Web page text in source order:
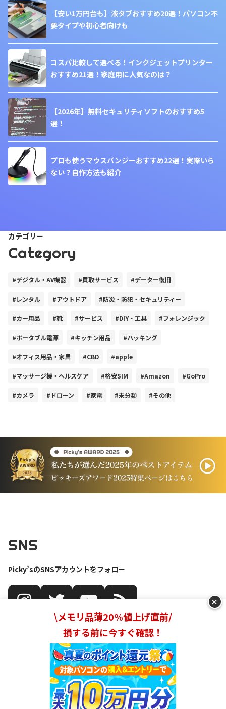
【安い1万円台も】液タブおすすめ20選！パソコン不
要タイプや初心者向けも
コスパ比較して選べる！インクジェットプリンター
おすすめ21選！家庭用に人気なのは？
【2026年】無料セキュリティソフトのおすすめ5
選！
プロも使うマウスバンジーおすすめ22選！実際いら
ない？自作方法も紹介
カテゴリー
Category
#デジタル・AV機器 #買取サービス #データー復旧
#レンタル #アウトドア #防災・防犯・セキュリティー
#カー用品 #靴 #サービス #DIY・工具 #フォレンジック
#ポータブル電源 #キッチン用品 #ハッキング
#オフィス用品・家具 #CBD #apple
#マッサージ機・ヘルスケア #格安SIM #Amazon #GoPro
#カメラ #ドローン #家電 #未分類 #その他
SNS
Picky’sのSNSアカウントをフォロー
Picky's（ピッキーズ）とは？ プライバシーポリシー
+
\メモリ品薄20%値上げ直前/
損する前に今すぐ確認！